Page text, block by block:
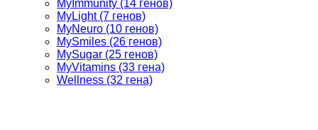
MyImmunity (14 генов)
MyLight (7 генов)
MyNeuro (10 генов)
MySmiles (26 генов)
MySugar (25 генов)
MyVitamins (33 гена)
Wellness (32 гена)